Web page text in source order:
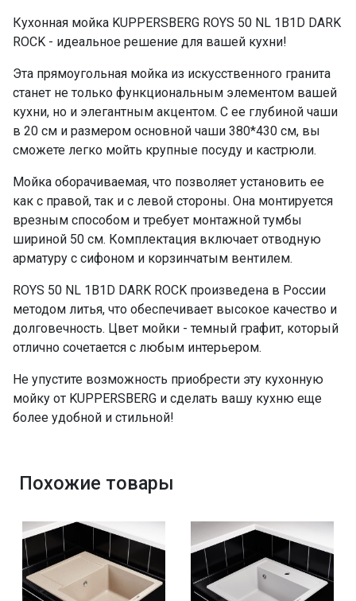
Кухонная мойка KUPPERSBERG ROYS 50 NL 1B1D DARK
ROCK - идеальное решение для вашей кухни!
Эта прямоугольная мойка из искусственного гранита
станет не только функциональным элементом вашей
кухни, но и элегантным акцентом. С ее глубиной чаши
в 20 см и размером основной чаши 380*430 см, вы
сможете легко мойть крупные посуду и кастрюли.
Мойка оборачиваемая, что позволяет установить ее
как с правой, так и с левой стороны. Она монтируется
врезным способом и требует монтажной тумбы
шириной 50 см. Комплектация включает отводную
арматуру с сифоном и корзинчатым вентилем.
ROYS 50 NL 1B1D DARK ROCK произведена в России
методом литья, что обеспечивает высокое качество и
долговечность. Цвет мойки - темный графит, который
отлично сочетается с любым интерьером.
Не упустите возможность приобрести эту кухонную
мойку от KUPPERSBERG и сделать вашу кухню еще
более удобной и стильной!
Похожие товары